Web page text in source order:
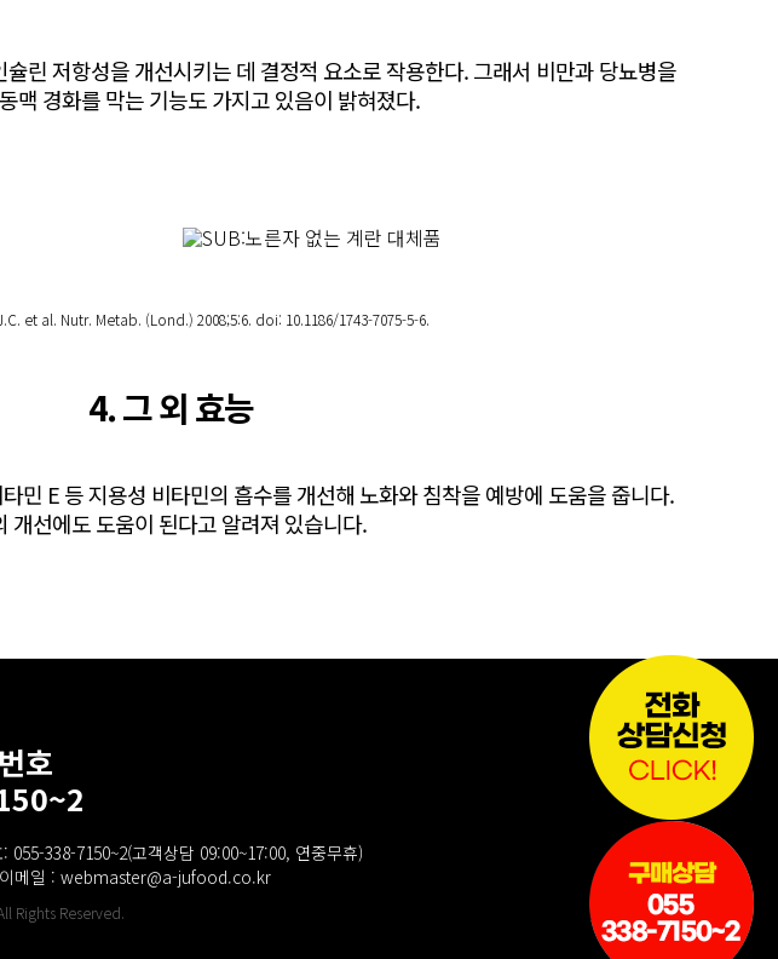
린 저항성을 개선시키는 데 결정적 요소로 작용한다. 그래서 비만과 당뇨병을
맥 경화를 막는 기능도 가지고 있음이 밝혀졌다.
et al. Nutr. Metab. (Lond.) 2008;5:6. doi: 10.1186/1743-7075-5-6.
4. 그 외 효능
민 E 등 지용성 비타민의 흡수를 개선해 노화와 침착을 예방에 도움을 줍니다.
선에도 도움이 된다고 알려져 있습니다.
호
338-7150~2(고객상담 09:00~17:00, 연중무휴)
이메일 : webmaster@a-jufood.co.kr
Rights Reserved.